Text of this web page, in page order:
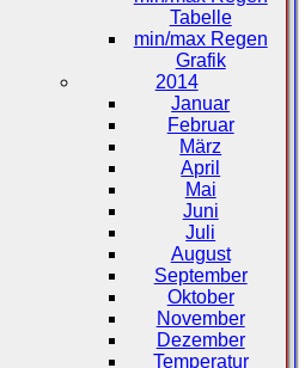
Tabelle
min/max Regen
Grafik
2014
Januar
Februar
März
April
Mai
Juni
Juli
August
September
Oktober
November
Dezember
Temperatur